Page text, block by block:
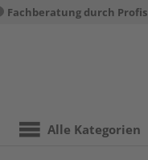
Fachberatung durch Profis
Alle Kategorien